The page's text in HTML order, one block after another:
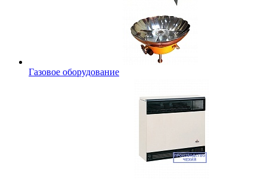
Газовое оборудование